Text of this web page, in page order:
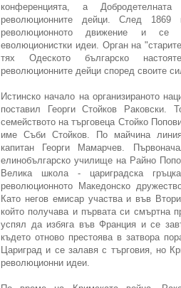
конференцията, а
революционните дейци. След 1869
революционното движение и се
еволюционистки идеи. Орган на
тях Одеското българско
революционните дейци според своите
Истинско начало на организираното
поставил Георги Стойков
семейството на търговеца Стойко
име Съби Стойков. По майчина
капитан Георги Мамарчев.
елинобългарско училище на Райно
Велика школа - цариградска
революционното Македонско
Като негов емисар участва и във
който получава и първата си смъртна
успял да избяга във Франция и се
където отново престоява в затвора
Цариград и се залавя с търговия, но
революционни идеи.